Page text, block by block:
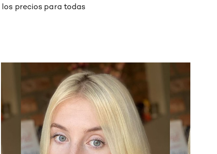
los precios para todas